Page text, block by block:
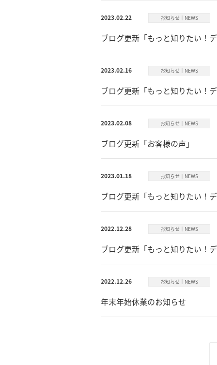
2023.02.22 お知らせ｜NEWS
ブログ更新「もっと知りたい！
2023.02.16 お知らせ｜NEWS
ブログ更新「もっと知りたい！
2023.02.08 お知らせ｜NEWS
ブログ更新「お客様の声」
2023.01.18 お知らせ｜NEWS
ブログ更新「もっと知りたい！
2022.12.28 お知らせ｜NEWS
ブログ更新「もっと知りたい！
2022.12.26 お知らせ｜NEWS
年末年始休業のお知らせ